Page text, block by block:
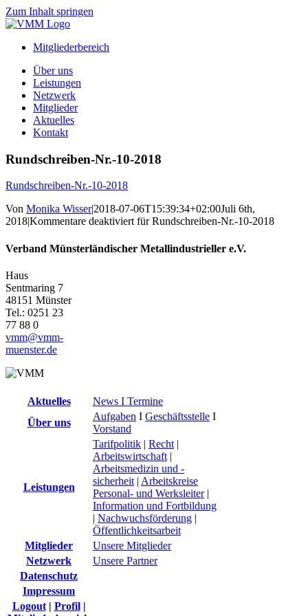
Zum Inhalt springen
Mitgliederbereich
Über uns
Leistungen
Netzwerk
Mitglieder
Aktuelles
Kontakt
Rundschreiben-Nr.-10-2018
Rundschreiben-Nr.-10-2018
Von Monika Wisser|2018-07-06T15:39:34+02:00Juli 6th,
2018|Kommentare deaktiviertfür Rundschreiben-Nr.-10-2018
Verband Münsterländischer Metallindustrieller e.V.
Haus
Sentmaring 7
48151 Münster
Tel.: 0251 23
77 88 0
vmm@vmm-
muenster.de
Aktuelles
News I Termine
Über uns
Aufgaben I Geschäftsstelle I
Vorstand
Leistungen
Tarifpolitik | Recht |
Arbeitswirtschaft |
Arbeitsmedizin und -
sicherheit | Arbeitskreise
Personal- und Werksleiter|
Information und Fortbildung
| Nachwuchsförderung |
Öffentlichkeitsarbeit
Mitglieder
Unsere Mitglieder
Netzwerk
Unsere Partner
Datenschutz
Impressum
Logout| Profil|